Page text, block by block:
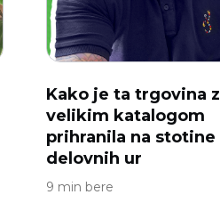
Kako je ta trgovina z
velikim katalogom
prihranila na stotine
delovnih ur
9 min bere